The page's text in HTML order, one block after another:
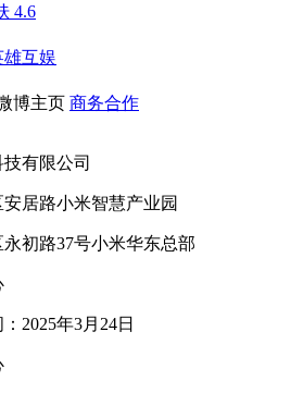
4.6
雄互娱
博主页 商务合作
有限公司
居路小米智慧产业园
初路37号小米华东总部
2025年3月24日